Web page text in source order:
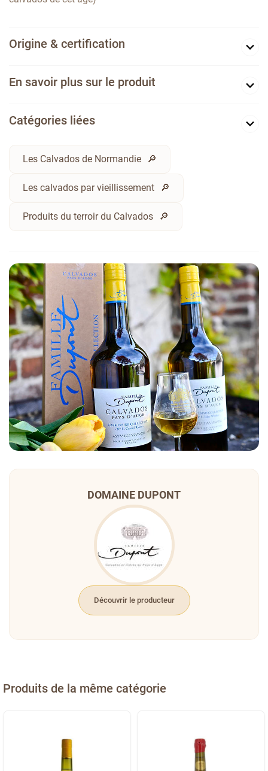
Origine & certification
En savoir plus sur le produit
Catégories liées
Les Calvados de Normandie
Les calvados par vieillissement
Produits du terroir du Calvados
DOMAINE DUPONT
Découvrir le producteur
Produits de la même catégorie